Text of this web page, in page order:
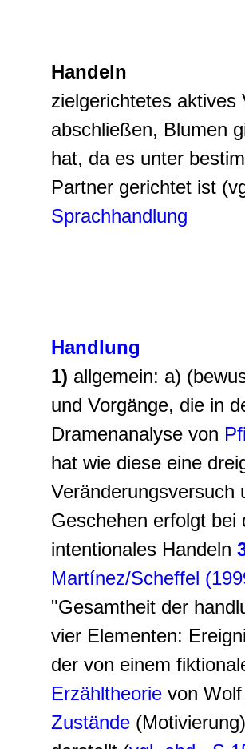
Handeln
zielgerichtetes aktives
abschließen, Blumen
hat, da es unter
Partner gerichtet ist
Sprachhandlung
Handlung
1) allgemein: a)
und Vorgänge, die in
Dramenanalyse von
hat wie diese eine
Veränderungsversuch
Geschehen erfolgt bei
intentionales Handeln
Martínez/Scheffel
"Gesamtheit der
vier Elementen:
der von einem
Erzähltheorie von Wolf
Zustände